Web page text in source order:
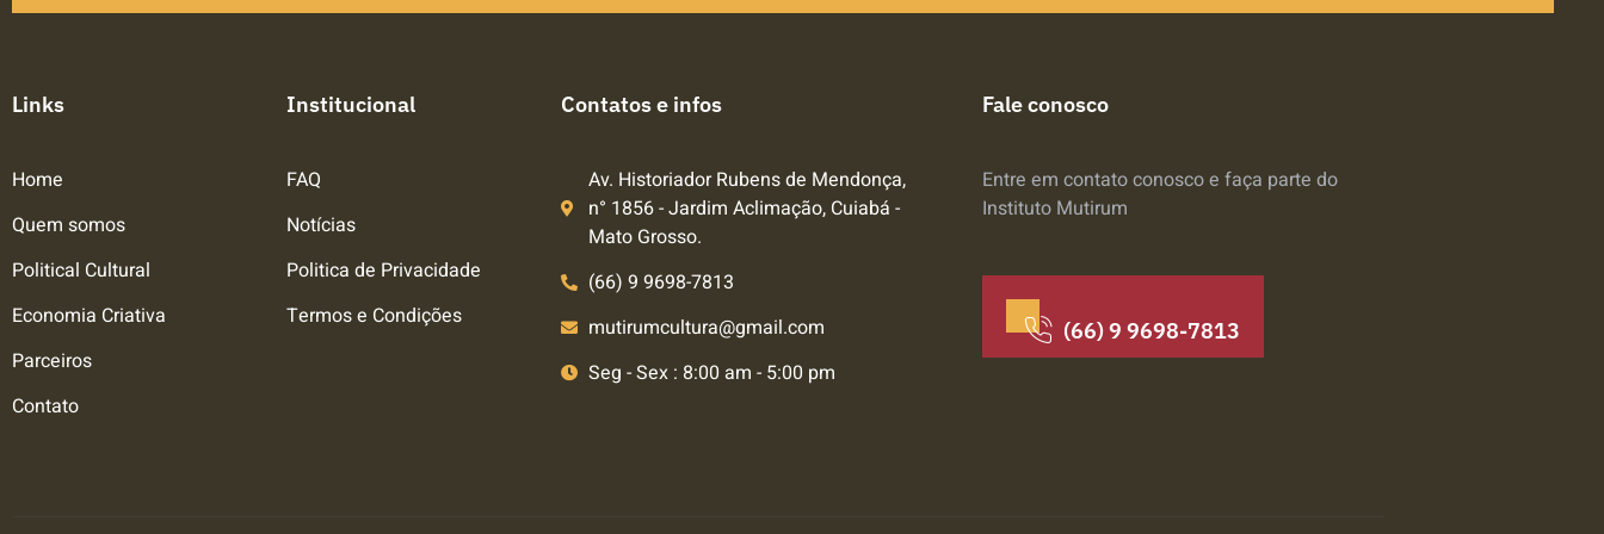
Links
Home
Quem somos
Political Cultural
Economia Criativa
Parceiros
Contato
Institucional
FAQ
Notícias
Politica de Privacidade
Termos e Condições
Contatos e infos
Av. Historiador Rubens de Mendonça,
n° 1856 - Jardim Aclimação, Cuiabá -
Mato Grosso.
(66) 9 9698-7813
mutirumcultura@gmail.com
Seg - Sex : 8:00 am - 5:00 pm
Fale conosco
Entre em contato conosco e faça parte do
Instituto Mutirum
(66) 9 9698-7813